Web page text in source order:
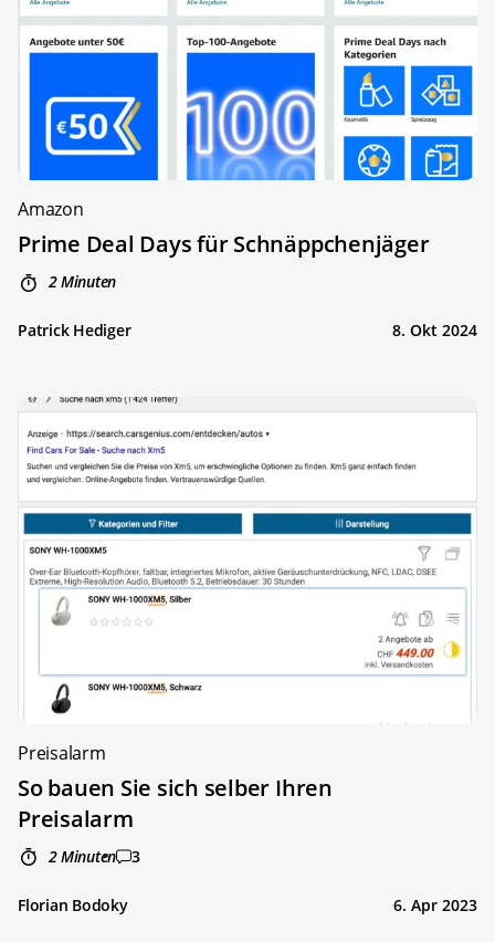
Amazon
Prime Deal Days für Schnäppchenjäger
2 Minuten
Patrick Hediger 8. Okt 2024
Preisalarm
So bauen Sie sich selber Ihren
Preisalarm
2 Minuten 3
Florian Bodoky 6. Apr 2023